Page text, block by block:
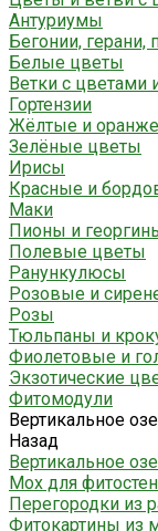
Антуриумы
Бегонии, герани,
Белые цветы
Ветки с цветами
Гортензии
Жёлтые и
Зелёные цветы
Ирисы
Красные и
Маки
Пионы и
Полевые цветы
Ранункулюсы
Розовые и
Розы
Тюльпаны и
Фиолетовые и
Экзотические
Фитомодули
Вертикальное
Назад
Вертикальное
Мох для фитостен
Перегородки из
Фитокартины из